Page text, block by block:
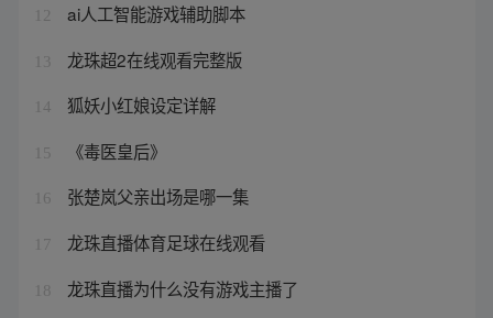
12 ai人工智能游戏辅助脚本
13 龙珠超2在线观看完整版
14 狐妖小红娘设定详解
15 《毒医皇后》
16 张楚岚父亲出场是哪一集
17 龙珠直播体育足球在线观看
18 龙珠直播为什么没有游戏主播了